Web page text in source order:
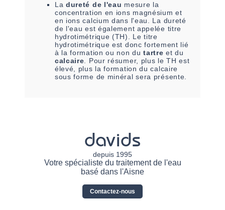
La dureté de l'eau mesure la
concentration en ions magnésium et
en ions calcium dans l'eau. La dureté
de l'eau est également appelée titre
hydrotimétrique (TH). Le titre
hydrotimétrique est donc fortement lié
à la formation ou non dutartre et du
calcaire . Pour résumer, plus le TH est
élevé, plus la formation du calcaire
sous forme de minéral sera présente.
davids
depuis 1995
Votre spécialiste du traitement de l'eau
basé dans l'Aisne
Contactez-nous